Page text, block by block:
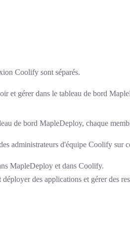
Coolify sont séparés.
et gérer dans le tableau de bord
de bord MapleDeploy, chaque
administrateurs d'équipe Coolify sur
MapleDeploy et dans Coolify.
des applications et gérer des